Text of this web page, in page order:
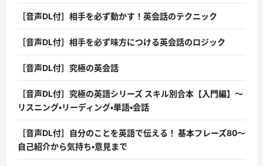
［音声DL付］相手を必ず動かす！英会話のテクニック
［音声DL付］相手を必ず味方につける英会話のロジック
［音声DL付］究極の英会話
［音声DL付］究極の英語シリーズ スキル別合本【入門編】〜
リスニング・リーディング・単語・会話
［音声DL付］自分のことを英語で伝える！ 基本フレーズ80〜
自己紹介から気持ち・意見まで